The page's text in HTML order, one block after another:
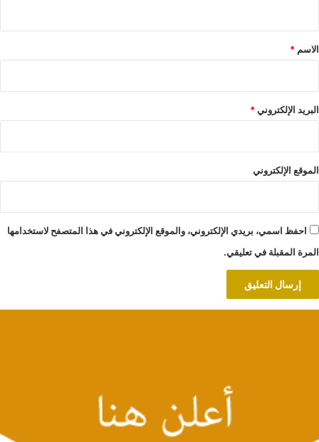
*
الاسم *
البريد الإلكتروني*
الموقع الإلكتروني
احفظ اسمي، بريدي الإلكتروني، والموقع الإلكتروني في هذا المتصفح لاستخدامها
المرة المقبلة في تعليقي.